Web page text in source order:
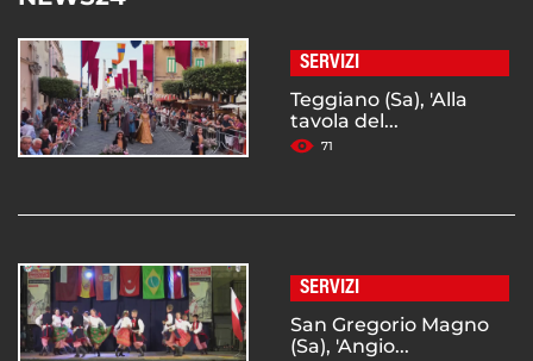
SERVIZI
Teggiano (Sa), 'Alla
tavola del...
71
SERVIZI
San Gregorio Magno
(Sa), 'Angio...